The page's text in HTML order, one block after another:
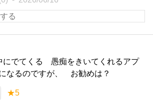
にでてくる 愚痴をきいてくれるアプ
なるのですが、 お勧めは？
★5